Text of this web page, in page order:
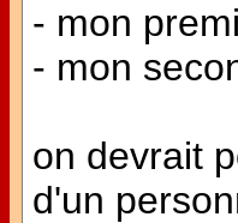
- mon
- mon
on devrait
d'un